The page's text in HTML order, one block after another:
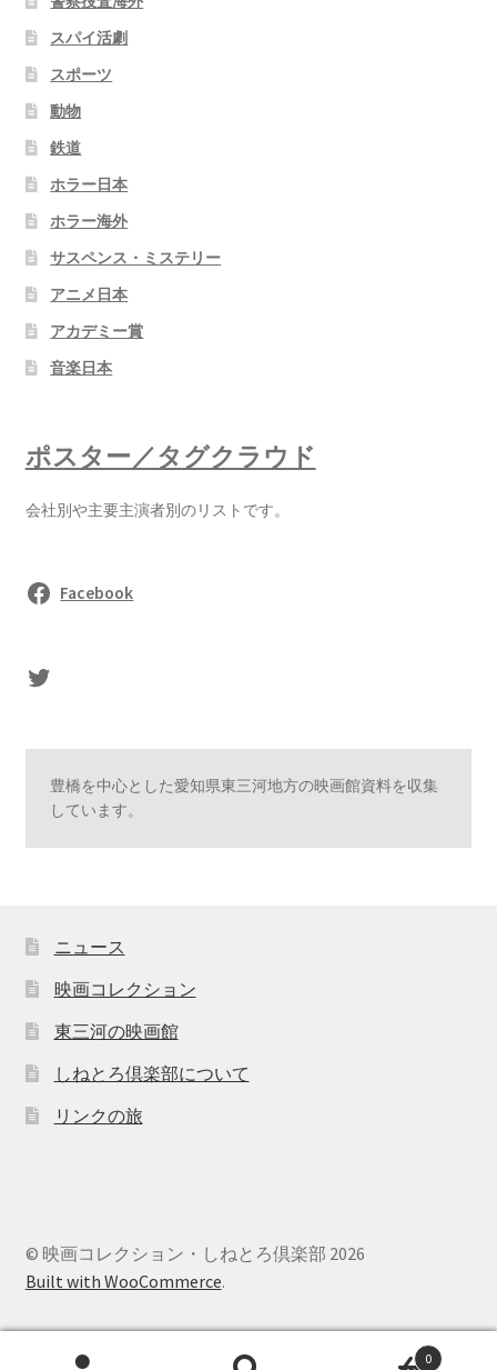
スパイ活劇
スポーツ
動物
鉄道
ホラー日本
ホラー海外
サスペンス・ミステリー
アニメ日本
アカデミー賞
音楽日本
ポスター／タグクラウド
会社別や主要主演者別のリストです。
Facebook
sasaki's Twitter
豊橋を中心とした愛知県東三河地方の映画館資料を収集
しています。
ニュース
映画コレクション
東三河の映画館
しねとろ倶楽部について
リンクの旅
© 映画コレクション・しねとろ倶楽部 2026
Built with WooCommerce.
0